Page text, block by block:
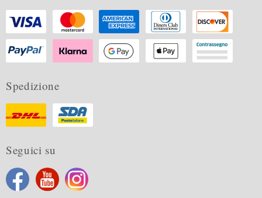
Spedizione
Seguici su